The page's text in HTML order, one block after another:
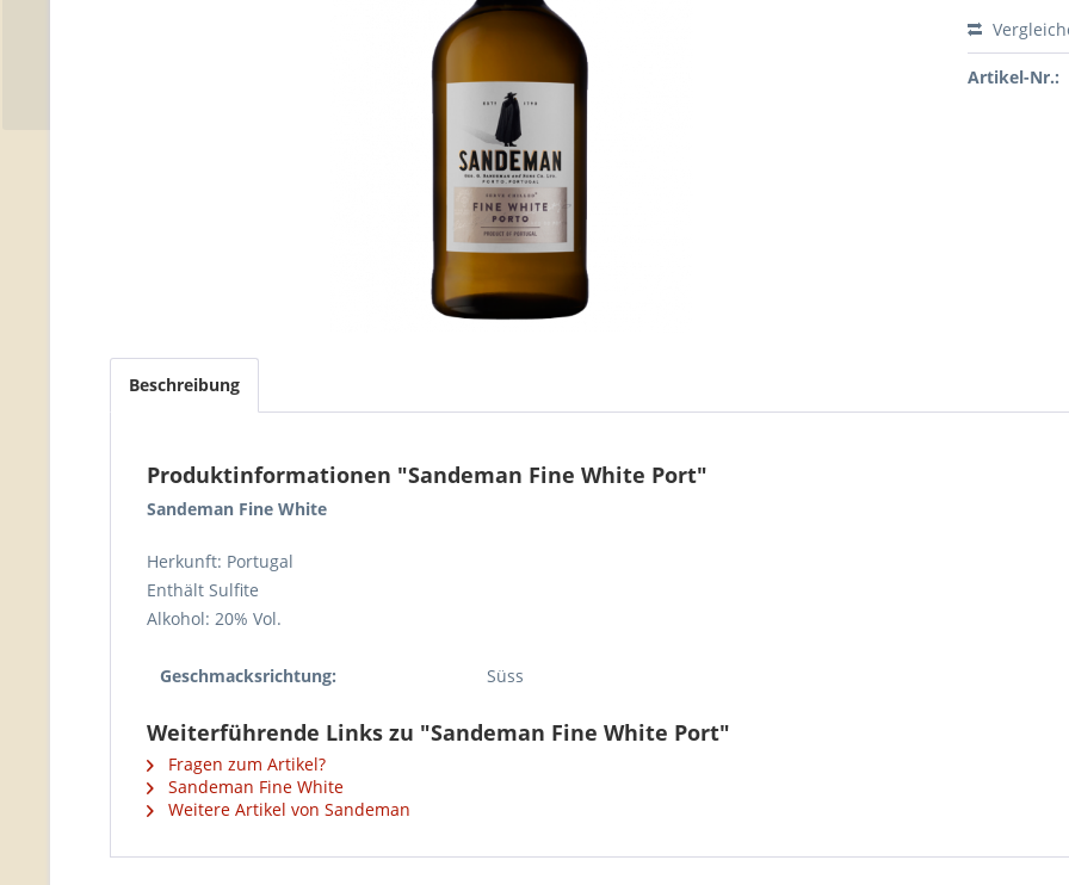
Artikel-Nr.:
Beschreibung
Produktinformationen "Sandeman Fine White Port"
Sandeman Fine White
Herkunft: Portugal
Enthält Sulfite
Alkohol: 20% Vol.
Geschmacksrichtung: Süss
Weiterführende Links zu "Sandeman Fine White Port"
Fragen zum Artikel?
Sandeman Fine White
Weitere Artikel von Sandeman